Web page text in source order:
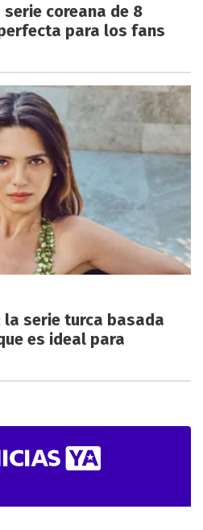
coreana de 8
para los fans
la serie turca basada
es ideal para